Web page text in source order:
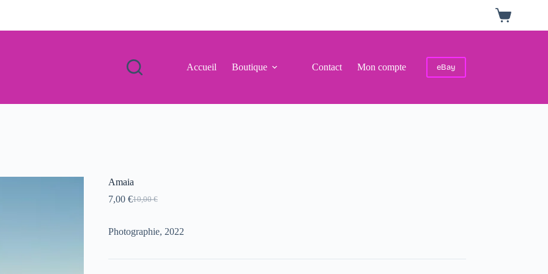
Panier
d’achat
Accueil Boutique Contact Mon compte eBay
Amaia
10,00€
Le
initial
était :
7,00 €Le
actuel
est :
Photographie, 2022